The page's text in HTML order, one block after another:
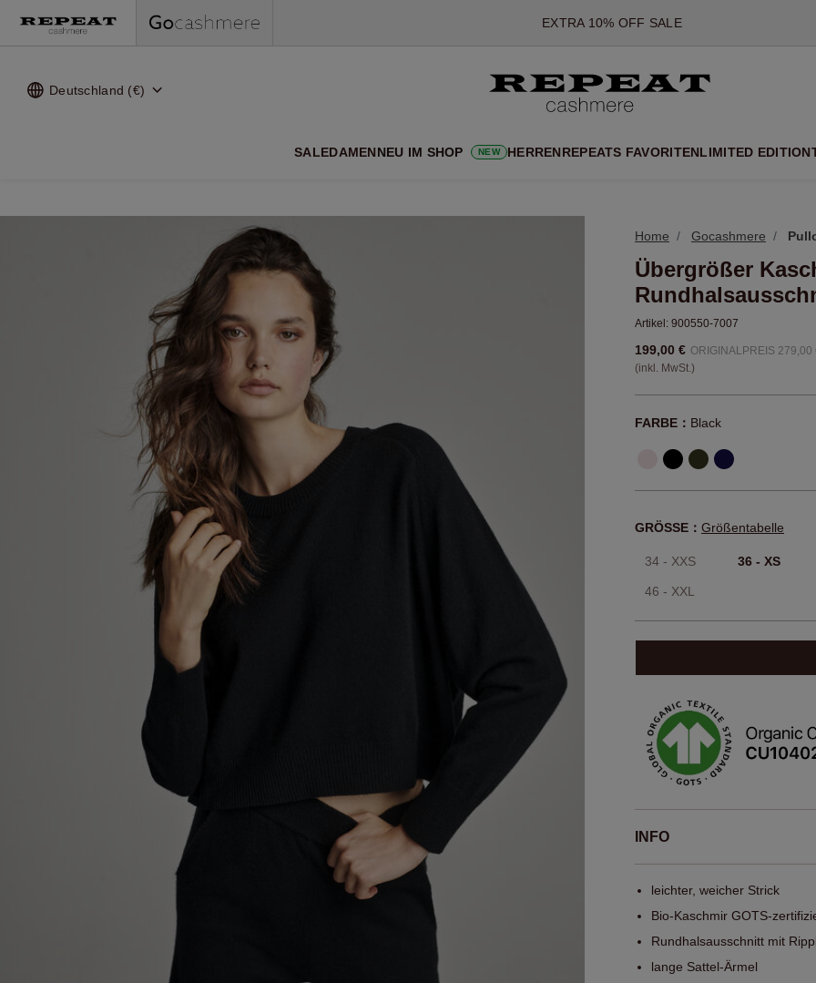
*DIESES ANGEBOT GILT BIS ZUM 12 AUGUST 2026
*GILT NICHT FÜR LIMITED EDITION
*AUSNAHMEN SIND MÖGLICH
NEUE CASHMERE-NEUHEITEN
EXTRA 10% OFF SALE
Deutschland (€)
SALEDAMENNEU IM SHOP NEW HERRENREPEATS FAVORITENLIMITED EDITION
Home Gocashmere
Übergrößer
Artikel: 900550-7007
199,00 € ORIGINALPREIS 279,00
(inkl. MwSt.)
FARBE： Black
GRÖSSE： Größentabelle
34 - XXS 36 - XS
46 - XXL
INFO
leichter, weicher Strick
Bio-Kaschmir GOTS-
Rundhalsausschnitt mit
lange Sattel-Ärmel